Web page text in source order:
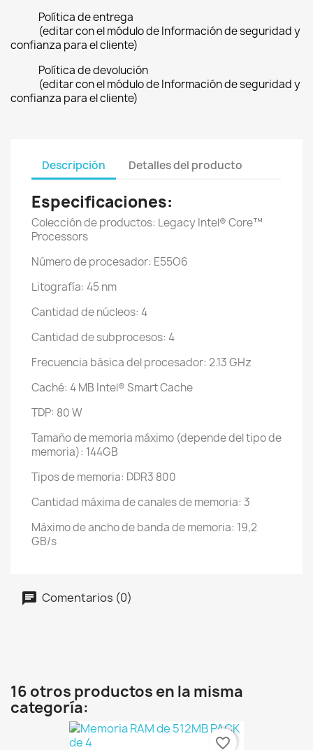
Política de entrega
(editar con el módulo de Información de seguridad y
confianza para el cliente)
Política de devolución
(editar con el módulo de Información de seguridad y
confianza para el cliente)
Descripción Detalles del producto
Especificaciones:
Colección de productos: Legacy Intel® Core™
Processors
Número de procesador: E55O6
Litografía: 45 nm
Cantidad de núcleos: 4
Cantidad de subprocesos: 4
Frecuencia básica del procesador: 2.13 GHz
Caché: 4 MB Intel® Smart Cache
TDP: 80 W
Tamaño de memoria máximo (depende del tipo de
memoria): 144GB
Tipos de memoria: DDR3 800
Cantidad máxima de canales de memoria: 3
Máximo de ancho de banda de memoria: 19,2
GB/s
Comentarios (0)
16 otros productos en la misma
categoría:
favorite_border